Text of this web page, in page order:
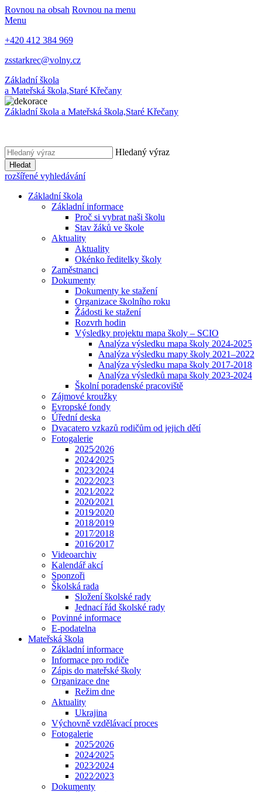
Rovnou na obsah Rovnou na menu
Menu
+420 412 384 969
zsstarkrec@volny.cz
Základní škola
a Mateřská škola,Staré Křečany
Základní škola a Mateřská škola,Staré Křečany
Hledaný výraz
Hledat
rozšířené vyhledávání
Základní škola
Základní informace
Proč si vybrat naši školu
Stav žáků ve škole
Aktuality
Aktuality
Okénko ředitelky školy
Zaměstnanci
Dokumenty
Dokumenty ke stažení
Organizace školního roku
Žádosti ke stažení
Rozvrh hodin
Výsledky projektu mapa školy – SCIO
Analýza výsledku mapa školy 2024-2025
Analýza výsledku mapy školy 2021–2022
Analýza výsledku mapa školy 2017-2018
Analýza výsledků mapa školy 2023-2024
Školní poradenské pracoviště
Zájmové kroužky
Evropské fondy
Úřední deska
Dvacatero vzkazů rodičům od jejich dětí
Fotogalerie
2025⁄2026
2024⁄2025
2023⁄2024
2022⁄2023
2021⁄2022
2020⁄2021
2019⁄2020
2018⁄2019
2017⁄2018
2016⁄2017
Videoarchiv
Kalendář akcí
Sponzoři
Školská rada
Složení školské rady
Jednací řád školské rady
Povinné informace
E-podatelna
Mateřská škola
Základní informace
Informace pro rodiče
Zápis do mateřské školy
Organizace dne
Režim dne
Aktuality
Ukrajina
Výchovně vzdělávací proces
Fotogalerie
2025⁄2026
2024⁄2025
2023⁄2024
2022⁄2023
Dokumenty